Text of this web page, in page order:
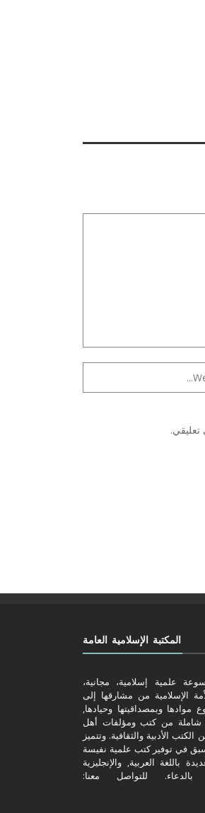
تعليقي.
المكتبة الإسلامية العامة
علمية إسلامية، مجانية،
الإسلامية من مشارقها إلى
موادها وبمصداقيتها وحيادها,
شاملة من كتب ومؤلفات أهل
الأدبية والثقافية. وتتميز
في توفير كتب علمية نفيسة
باللغة العربية, والإنجليزية
للتواصل معنا: